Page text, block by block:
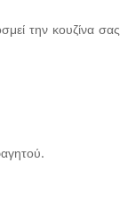
την κουζίνα